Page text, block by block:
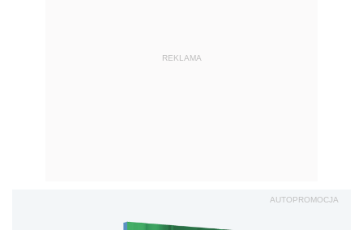
REKLAMA
AUTOPROMOCJA